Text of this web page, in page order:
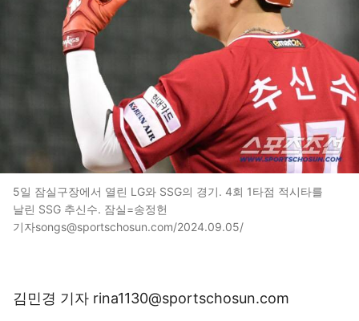
5일 잠실구장에서 열린 LG와 SSG의 경기. 4회 1타점 적시타를
날린 SSG 추신수. 잠실=송정헌
기자songs@sportschosun.com/2024.09.05/
김민경 기자 rina1130@sportschosun.com